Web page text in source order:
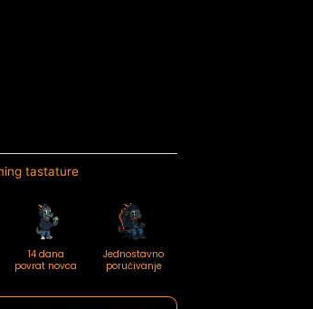
tastature
14 dana
povrat novca
Jednostavno
poručivanje